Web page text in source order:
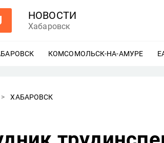
НОВОСТИ
Хабаровск
ЕЩЕ
КОМСОМОЛЬСК-НА-АМУРЕ
ХАБАРОВСК